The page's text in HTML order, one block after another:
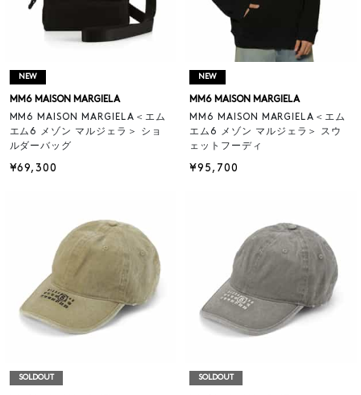
NEW
MM6 MAISON MARGIELA
MM6 MAISON MARGIELA＜エム
エム6 メゾン マルジェラ＞ ショ
ルダーバッグ
¥69,300
NEW
MM6 MAISON MARGIELA
MM6 MAISON MARGIELA＜エム
エム6 メゾン マルジェラ＞ スウ
ェットフーディ
¥95,700
SOLDOUT SOLDOUT